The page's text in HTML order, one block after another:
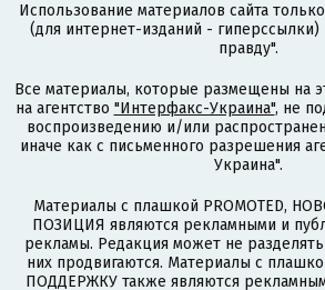
Использование материалов сайта
(для интернет-изданий -
правду".
Все материалы, которые размещены на
на агентство "Интерфакс-Украина", не
воспроизведению и/или
иначе как с письменного разрешения
Украина".
Материалы с плашкой PROMOTED,
ПОЗИЦИЯ являются рекламными и
рекламы. Редакция может не
них продвигаются. Материалы с
ПОДДЕРЖКУ также являются